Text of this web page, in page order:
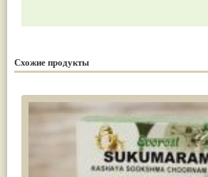
Схожие продукты